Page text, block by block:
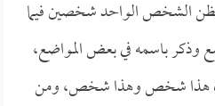
الشخص الواحد شخصين فيما
وذكر باسمه في بعض المواضع،
أن هذا شخص وهذا شخص، ومن